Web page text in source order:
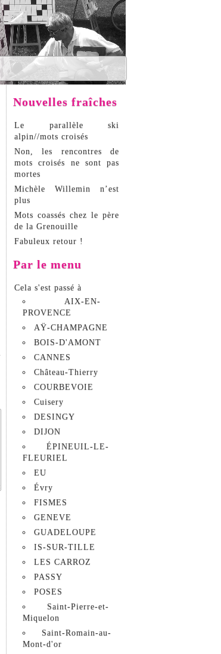
Nouvelles fraîches
Le parallèle ski
alpin//mots croisés
Non, les rencontres de
mots croisés ne sont pas
mortes
Michèle Willemin n’est
plus
Mots coassés chez le père
de la Grenouille
Fabuleux retour !
Par le menu
Cela s'est passé à
AIX-EN-
PROVENCE
AŸ-CHAMPAGNE
BOIS-D'AMONT
CANNES
Château-Thierry
COURBEVOIE
Cuisery
DESINGY
DIJON
ÉPINEUIL-LE-
FLEURIEL
EU
Évry
FISMES
GENEVE
GUADELOUPE
IS-SUR-TILLE
LES CARROZ
PASSY
POSES
Saint-Pierre-et-
Miquelon
Saint-Romain-au-
Mont-d'or